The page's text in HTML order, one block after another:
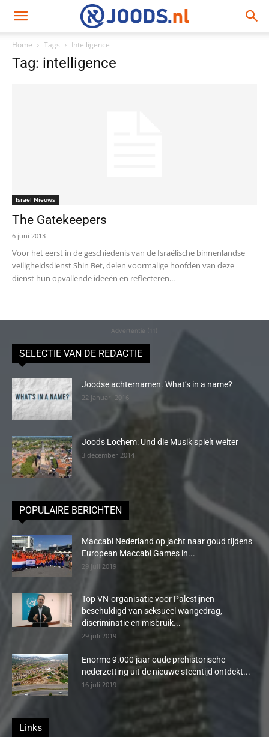
Home Tags Intelligence
Tag: intelligence
Israël Nieuws
The Gatekeepers
6 juni 2013
Voor het eerst in de geschiedenis van de Israëlische binnenlandse
veiligheidsdienst Shin Bet, delen voormalige hoofden van deze
dienst hun opvallende ideeën en reflecteren...
Advertentie (11)
SELECTIE VAN DE REDACTIE
Joodse achternamen. What’s in a name?
22 januari 2016
Joods Lochem: Und die Musik spielt weiter
3 december 2014
POPULAIRE BERICHTEN
Maccabi Nederland op jacht naar goud tijdens
European Maccabi Games in...
29 juli 2019
Top VN-organisatie voor Palestijnen
beschuldigd van seksueel wangedrag,
discriminatie en misbruik...
29 juli 2019
Enorme 9.000 jaar oude prehistorische
nederzetting uit de nieuwe steentijd ontdekt...
16 juli 2019
Links